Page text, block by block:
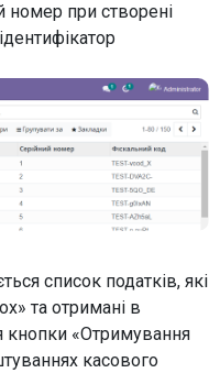
при створені
список податків, які
та отримані в
кнопки «Отримування
касового